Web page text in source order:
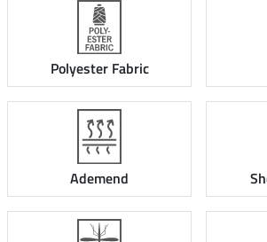
Polyester Fabric
Ademend